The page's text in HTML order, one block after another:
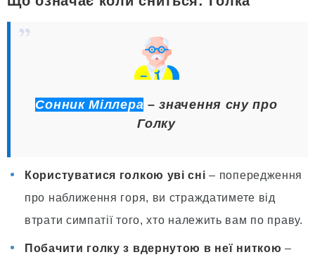
Сонник Міллера – значення сну про
Голку
Користуватися голкою уві сні – попередження
про наближення горя, ви страждатимете від
втрати симпатії того, хто належить вам по праву.
Побачити голку з вдернутою в неї ниткою –